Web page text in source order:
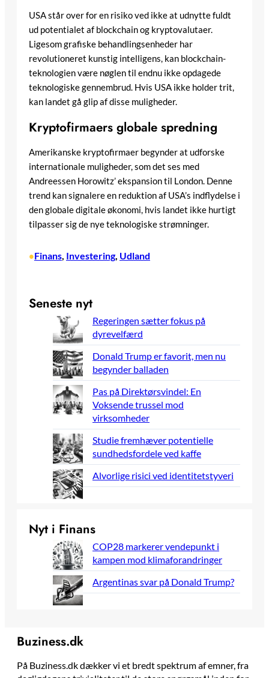
USA står over for en risiko ved ikke at udnytte fuldt
ud potentialet af blockchain og kryptovalutaer.
Ligesom grafiske behandlingsenheder har
revolutioneret kunstig intelligens, kan blockchain-
teknologien være nøglen til endnu ikke opdagede
teknologiske gennembrud. Hvis USA ikke holder trit,
kan landet gå glip af disse muligheder.
Kryptofirmaers globale spredning
Amerikanske kryptofirmaer begynder at udforske
internationale muligheder, som det ses med
Andreessen Horowitz’ ekspansion til London. Denne
trend kan signalere en reduktion af USA’s indflydelse i
den globale digitale økonomi, hvis landet ikke hurtigt
tilpasser sig de nye teknologiske strømninger.
•Finans, Investering, Udland
Seneste nyt
Regeringen sætter fokus på
dyrevelfærd
Donald Trump er favorit, men nu
begynder balladen
Pas på Direktørsvindel: En
Voksende trussel mod
virksomheder
Studie fremhæver potentielle
sundhedsfordele ved kaffe
Alvorlige risici ved identitetstyveri
Nyt i Finans
COP28 markerer vendepunkt i
kampen mod klimaforandringer
Argentinas svar på Donald Trump?
Buziness.dk
På Buziness.dk dækker vi et bredt spektrum af emner, fra